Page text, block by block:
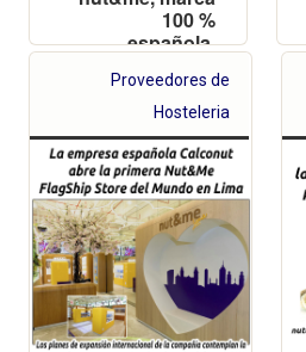
100 %
española,
de cremas de
frutos secos
disponible a
través de su
página web:
veganas,
energéticas y
deliciosas, son
ideales para
cuidarse sin
renunciar al
máximo sabor
Proveedores de
Hosteleria